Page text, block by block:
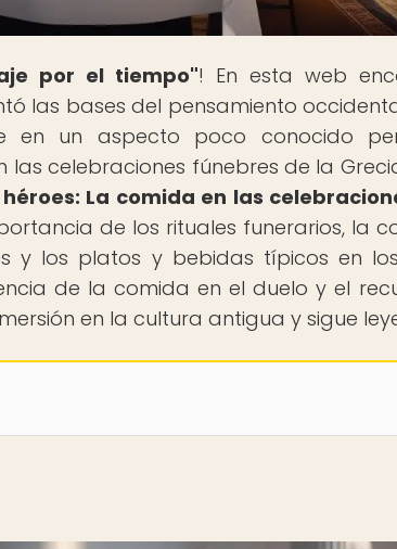
por el tiempo"! En esta web
las bases del pensamiento
en un aspecto poco conocido
celebraciones fúnebres de la
La comida en las
de los rituales funerarios, la
y los platos y bebidas típicos en
de la comida en el duelo y el
en la cultura antigua y sigue